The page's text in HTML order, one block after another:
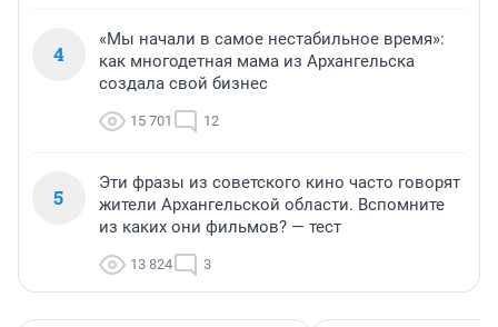
4
«Мы начали в самое нестабильное время»:
как многодетная мама из Архангельска
создала свой бизнес
15 701 12
5
Эти фразы из советского кино часто говорят
жители Архангельской области. Вспомните
из каких они фильмов? — тест
13 824 3